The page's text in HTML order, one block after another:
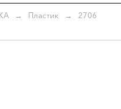
→ Пластик →
2706